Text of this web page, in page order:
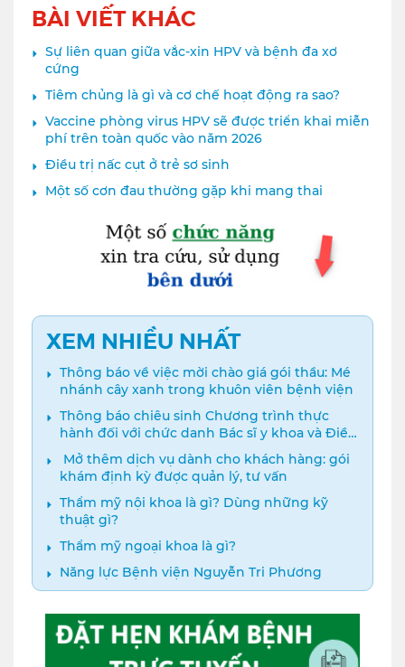
BÀI VIẾT KHÁC
Sự liên quan giữa vắc-xin HPV và bệnh đa xơ
cứng
Tiêm chủng là gì và cơ chế hoạt động ra sao?
Vaccine phòng virus HPV sẽ được triển khai miễn
phí trên toàn quốc vào năm 2026
Điều trị nấc cụt ở trẻ sơ sinh
Một số cơn đau thường gặp khi mang thai
XEM NHIỀU NHẤT
Thông báo về việc mời chào giá gói thầu: Mé
nhánh cây xanh trong khuôn viên bệnh viện
Thông báo chiêu sinh Chương trình thực
hành đối với chức danh Bác sĩ y khoa và Điều
dưỡng năm 2024
️ Mở thêm dịch vụ dành cho khách hàng: gói
khám định kỳ được quản lý, tư vấn
Thẩm mỹ nội khoa là gì? Dùng những kỹ
thuật gì?
Thẩm mỹ ngoại khoa là gì?
Năng lực Bệnh viện Nguyễn Tri Phương